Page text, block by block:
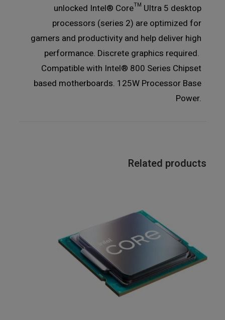
unlocked Intel® Core™ Ultra 5 desktop
processors (series 2) are optimized for
gamers and productivity and help deliver high
performance. Discrete graphics required.
Compatible with Intel® 800 Series Chipset
based motherboards. 125W Processor Base
Power.
Related products